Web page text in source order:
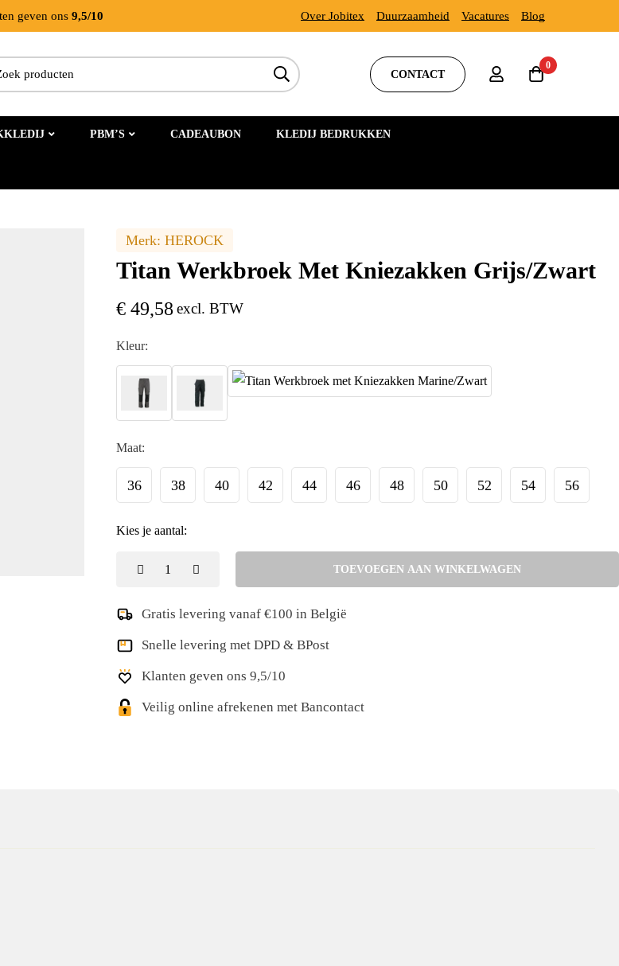
geven ons 9,5/10 Over Jobitex Duurzaamheid Vacatures Blog
CONTACT
0
PBM’S CADEAUBON KLEDIJ BEDRUKKEN
Merk: HEROCK
Titan Werkbroek Met Kniezakken Grijs/Zwart
€ 49,58 excl. BTW
Kleur:
Maat:
36 38 40 42 44 46 48 50 52 54 56
Kies je aantal:
TOEVOEGEN AAN WINKELWAGEN
Gratis levering vanaf €100 in België
Snelle levering met DPD & BPost
Klanten geven ons 9,5/10
Veilig online afrekenen met Bancontact